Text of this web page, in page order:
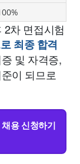
차 면접시험
최종 합격
및 자격증,
이 되므로
용 신청하기